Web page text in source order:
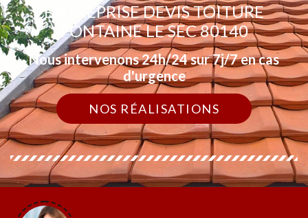
ENTREPRISE DEVIS TOITURE
FONTAINE LE SEC 80140
Nous intervenons 24h/24 sur 7j/7 en cas
d'urgence
NOS RÉALISATIONS